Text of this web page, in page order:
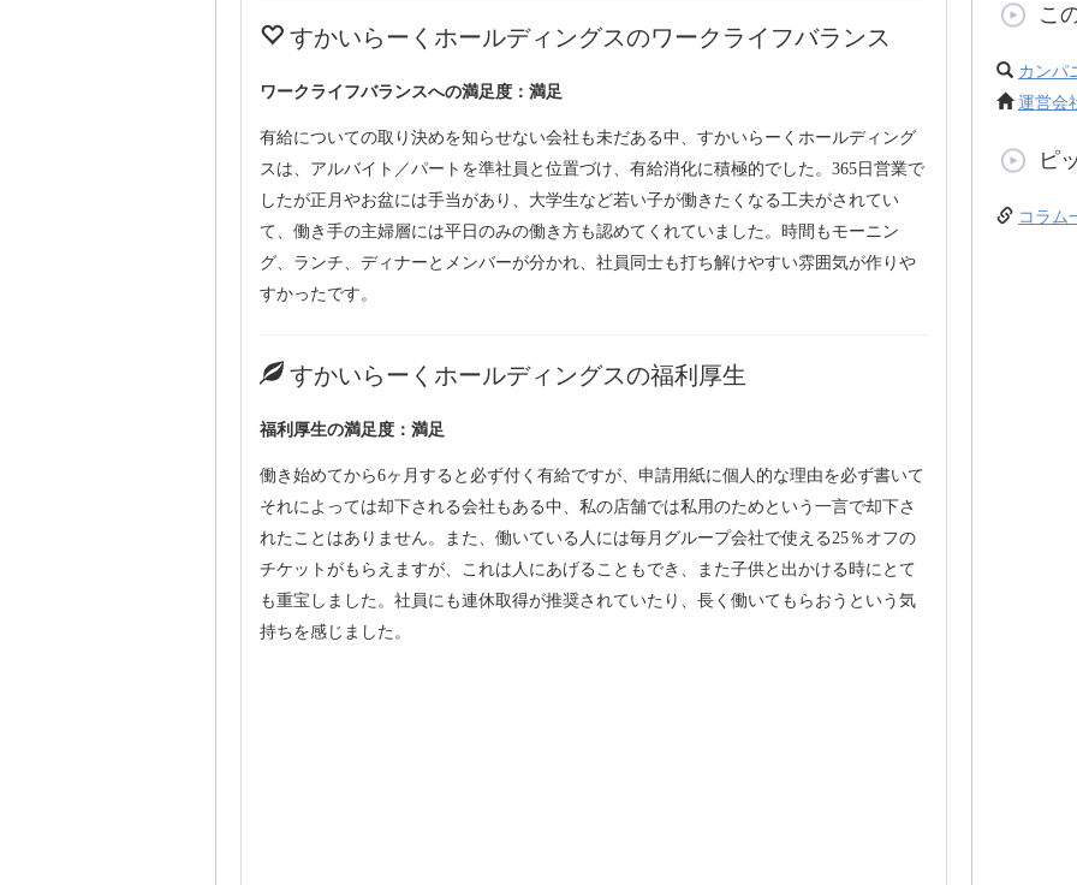
すかいらーくホールディングスのワークライフバランス
ワークライフバランスへの満足度：満足
有給についての取り決めを知らせない会社も未だある中、すかいらーくホールディング
スは、アルバイト／パートを準社員と位置づけ、有給消化に積極的でした。365日営業で
したが正月やお盆には手当があり、大学生など若い子が働きたくなる工夫がされてい
て、働き手の主婦層には平日のみの働き方も認めてくれていました。時間もモーニン
グ、ランチ、ディナーとメンバーが分かれ、社員同士も打ち解けやすい雰囲気が作りや
すかったです。
すかいらーくホールディングスの福利厚生
福利厚生の満足度：満足
働き始めてから6ヶ月すると必ず付く有給ですが、申請用紙に個人的な理由を必ず書いて
それによっては却下される会社もある中、私の店舗では私用のためという一言で却下さ
れたことはありません。また、働いている人には毎月グループ会社で使える25％オフの
チケットがもらえますが、これは人にあげることもでき、また子供と出かける時にとて
も重宝しました。社員にも連休取得が推奨されていたり、長く働いてもらおうという気
持ちを感じました。
こ
カンパ
運営会
ピ
コラム